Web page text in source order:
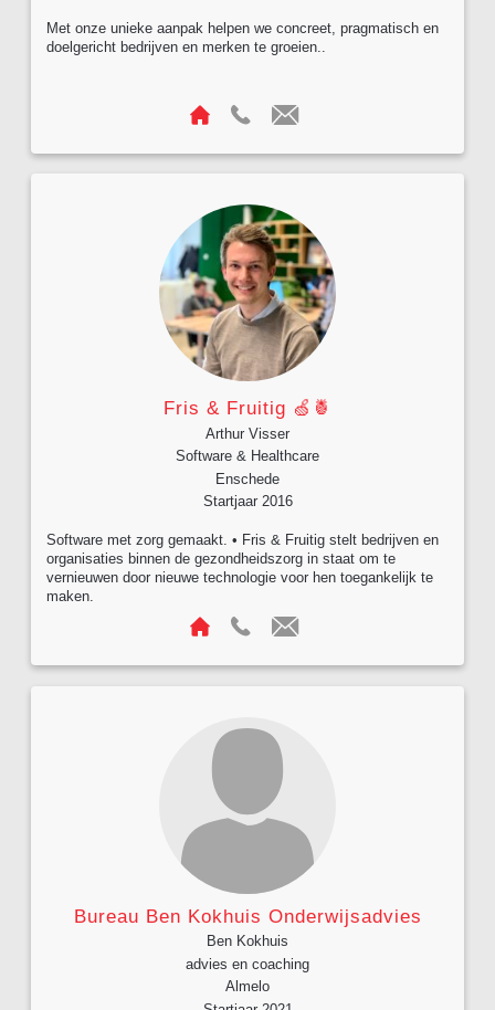
Met onze unieke aanpak helpen we concreet, pragmatisch en
doelgericht bedrijven en merken te groeien..
Fris & Fruitig 🍏🍍
Arthur Visser
Software & Healthcare
Enschede
Startjaar 2016
Software met zorg gemaakt. • Fris & Fruitig stelt bedrijven en
organisaties binnen de gezondheidszorg in staat om te
vernieuwen door nieuwe technologie voor hen toegankelijk te
maken.
Bureau Ben Kokhuis Onderwijsadvies
Ben Kokhuis
advies en coaching
Almelo